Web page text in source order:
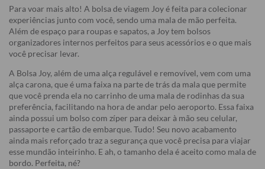
Para voar mais alto! A bolsa de viagem Joy é feita para colecionar
experiências junto com você, sendo uma mala de mão perfeita.
Além de espaço para roupas e sapatos, a Joy tem bolsos
organizadores internos perfeitos para seus acessórios e o que mais
você precisar levar.
A Bolsa Joy, além de uma alça regulável e removível, vem com uma
alça carona, que é uma faixa na parte de trás da mala que permite
que você prenda ela no carrinho de uma mala de rodinhas da sua
preferência, facilitando na hora de andar pelo aeroporto. Essa faixa
ainda possui um bolso com zíper para deixar à mão seu celular,
passaporte e cartão de embarque. Tudo! Seu novo acabamento
ainda mais reforçado traz a segurança que você precisa para viajar
esse mundão inteirinho. E ah, o tamanho dela é aceito como mala de
bordo. Perfeita, né?